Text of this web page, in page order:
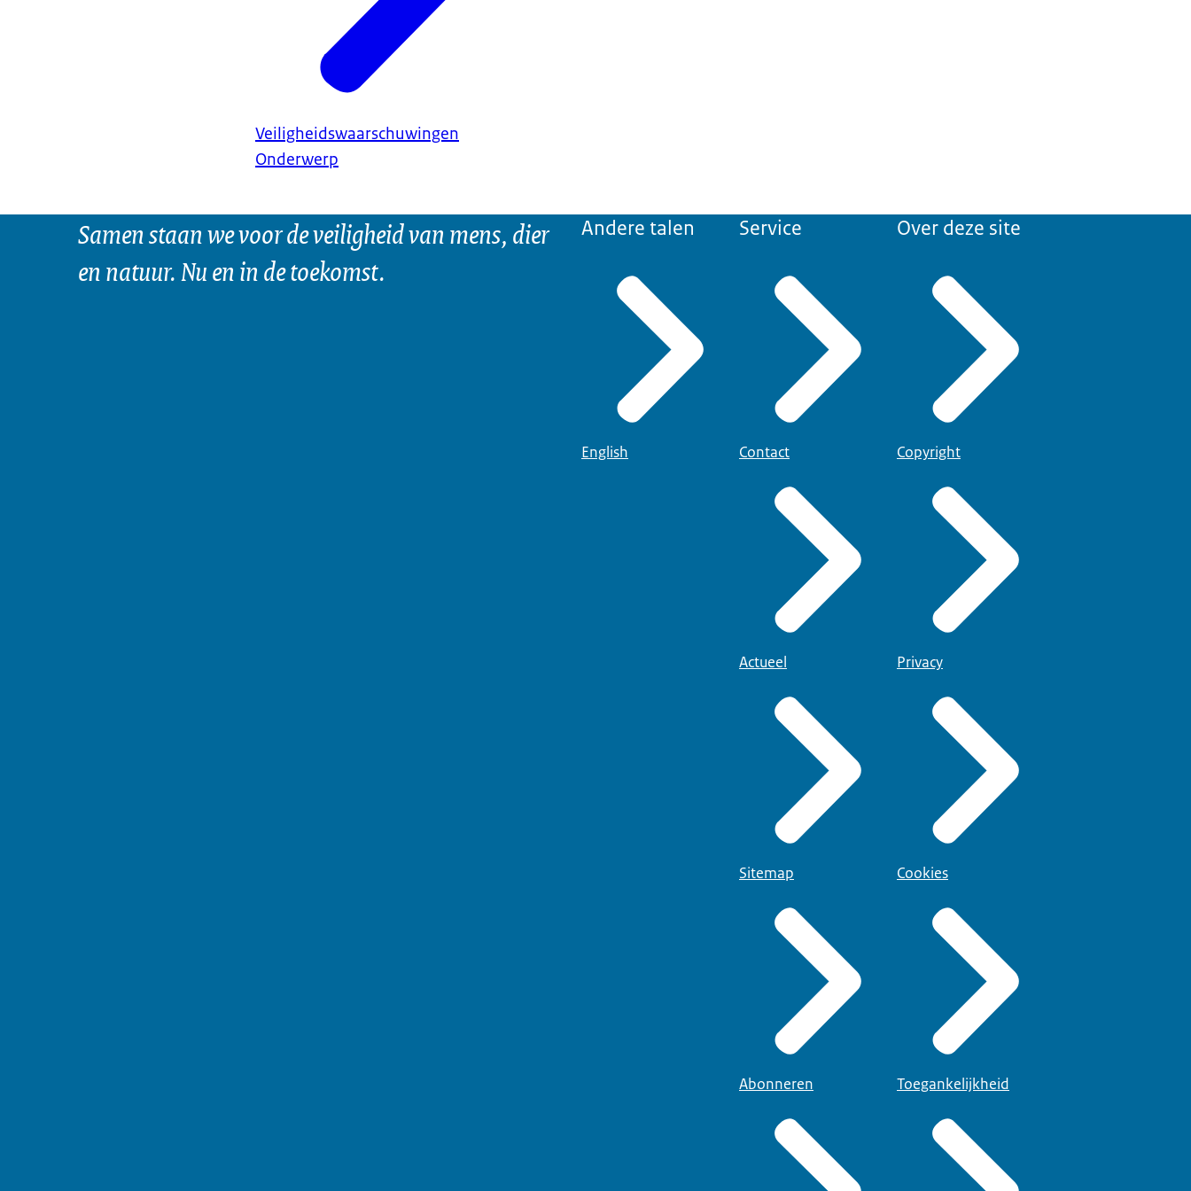
Veiligheidswaarschuwingen
Onderwerp
Samen staan we voor de veiligheid van mens, dier
en natuur. Nu en in de toekomst.
Andere talen
English
Service
Contact
Actueel
Sitemap
Abonneren
Over deze site
Copyright
Privacy
Cookies
Toegankelijkheid